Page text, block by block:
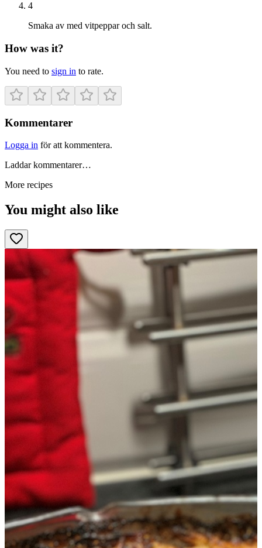
4
Smaka av med vitpeppar och salt.
How was it?
You need to sign in to rate.
Kommentarer
Logga in för att kommentera.
Laddar kommentarer…
More recipes
You might also like